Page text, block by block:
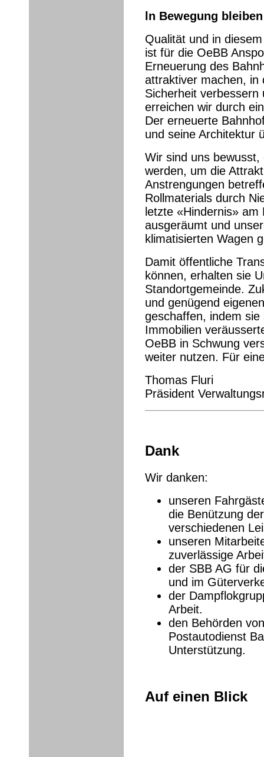
ln Bewegung bleiben
Qualität und in
ist für die OeBB
Erneuerung des
attraktiver machen, in
Sicherheit
erreichen wir durch
Der erneuerte
und seine Architektur
Wir sind uns
werden, um die
Anstrengungen
Rollmaterials durch
letzte «Hindernis»
ausgeräumt und
klimatisierten Wagen
Damit öffentliche
können, erhalten sie
Standortgemeinde.
und genügend
geschaffen, indem
Immobilien
OeBB in Schwung
weiter nutzen. Für
Thomas Fluri
Präsident
Dank
Wir danken:
unseren
die Benützung
verschiedenen
unseren
zuverlässige
der SBB AG für
und im
der
Arbeit.
den Behörden
Postautodienst
Unterstützung.
Auf einen Blick